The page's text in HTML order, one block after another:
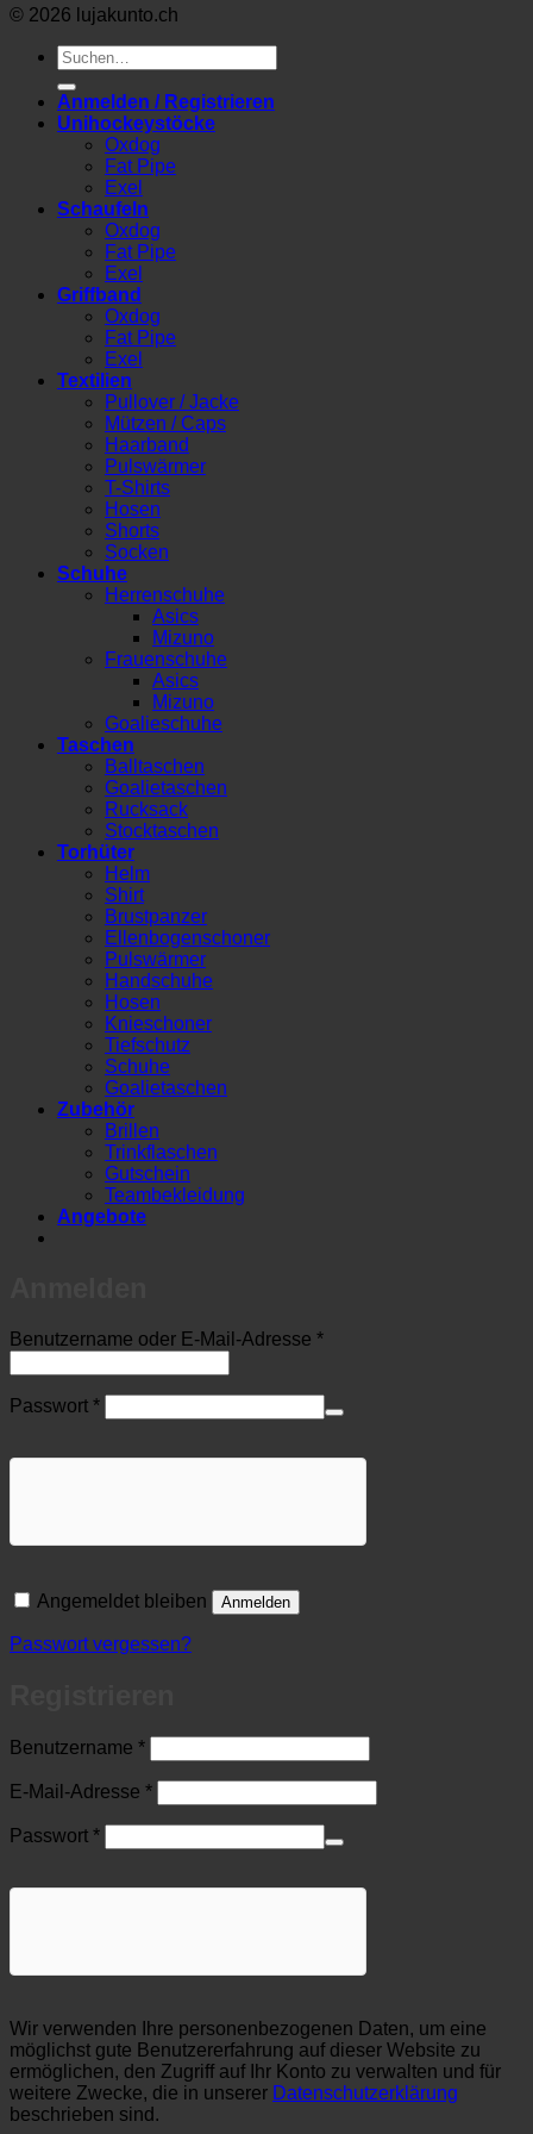
© 2026 lujakunto.ch
Suche
nach:
Anmelden / Registrieren
Unihockeystöcke
Oxdog
Fat Pipe
Exel
Schaufeln
Oxdog
Fat Pipe
Exel
Griffband
Oxdog
Fat Pipe
Exel
Textilien
Pullover / Jacke
Mützen / Caps
Haarband
Pulswärmer
T-Shirts
Hosen
Shorts
Socken
Schuhe
Herrenschuhe
Asics
Mizuno
Frauenschuhe
Asics
Mizuno
Goalieschuhe
Taschen
Balltaschen
Goalietaschen
Rucksack
Stocktaschen
Torhüter
Helm
Shirt
Brustpanzer
Ellenbogenschoner
Pulswärmer
Handschuhe
Hosen
Knieschoner
Tiefschutz
Schuhe
Goalietaschen
Zubehör
Brillen
Trinkflaschen
Gutschein
Teambekleidung
Angebote
Benutzername oder E-Mail-Adresse *Erforderlich
Passwort *Erforderlich
Angemeldet bleiben Anmelden
Passwort vergessen?
Benutzername *Erforderlich
E-Mail-Adresse *Erforderlich
Passwort *Erforderlich
Wir verwenden Ihre personenbezogenen Daten, um eine
möglichst gute Benutzererfahrung auf dieser Website zu
ermöglichen, den Zugriff auf Ihr Konto zu verwalten und für
weitere Zwecke, die in unserer Datenschutzerklärung
beschrieben sind.